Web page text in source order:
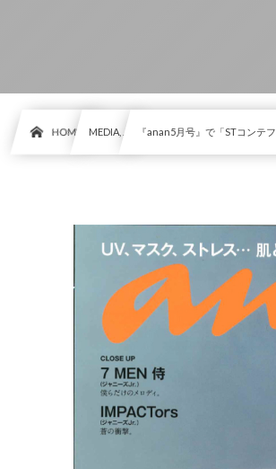
HOME MEDIA, … 『anan5月号』で「STコンテ